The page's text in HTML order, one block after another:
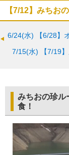
【7/12】みちお
6/24(水)
【6/28】
7/15(水)
【7/19
みちおの珍ル
食！